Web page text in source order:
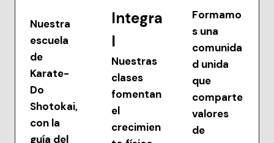
Nuestra
escuela
de
Karate-
Do
Shotokai,
con la
guía del
Integra
l
Nuestras
clases
fomentan
el
crecimien
Formamo
s una
comunida
d unida
que
comparte
valores
de